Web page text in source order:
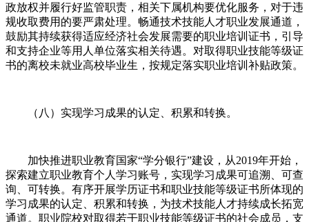
政放权并履行好监管职责，相关下属机构要优化服务，对于违
规收取费用的要严肃处理。畅通技术技能人才职业发展通道，
鼓励其持续获得适应经济社会发展需要的职业培训证书，引导
和支持企业等用人单位落实相关待遇。对取得职业技能等级证
书的离校未就业高校毕业生，按规定落实职业培训补贴政策。
（八）实现学习成果的认定、积累和转换。
加快推进职业教育国家“学分银行”建设，从2019年开始，
探索建立职业教育个人学习账号，实现学习成果可追溯、可查
询、可转换。有序开展学历证书和职业技能等级证书所体现的
学习成果的认定、积累和转换，为技术技能人才持续成长拓宽
通道。职业院校对取得若干职业技能等级证书的社会成员，支